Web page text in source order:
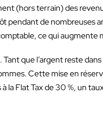
(hors terrain) des
pendant de nombreuses
ce qui
que l’argent reste
Cette mise en
Flat Tax de 30 %, un